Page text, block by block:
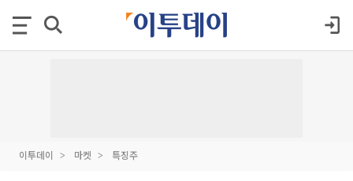
이투데이 마켓 특징주